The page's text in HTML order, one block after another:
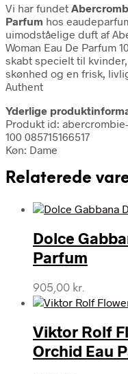
Vi har fundet
Parfum hos
uimodståelige duft af
Woman Eau De Parfum
skabt specielt til
skønhed og en frisk,
Authent
Yderlige
Produkt id:
100 085715166517
Køn: Dame
Relaterede
Dolce
Parfum
905,00 kr.
Viktor Rolf
Orchid Eau